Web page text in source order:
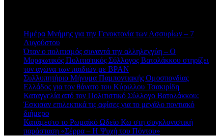
Ημέρα Μνήμης για την Γενοκτονία των Ασσυρίων – 7
Αυγούστου
Όταν ο πολιτισμός συναντά την αλληλεγγύη – Ο
Μορφωτικός Πολιτιστικός Σύλλογος Βατολάκκου στηρίζει
τον αγώνα των παιδιών με BPAN
Συλλυπητήριο Μήνυμα Παμποντιακής Ομοσπονδίας
Ελλάδος για τον θάνατο του Κύριλλου Τσακιρίδη
Καταγγελία από τον Πολιτιστικό Σύλλογο Βατολάκκου:
Έσκισαν επιλεκτικά τις αφίσες για το μεγάλο ποντιακό
διήμερο
Κατάμεστο το Ρωμαϊκό Ωδείο Κω στη συγκλονιστική
παράσταση «Σέρρα – Η Ψυχή του Πόντου»